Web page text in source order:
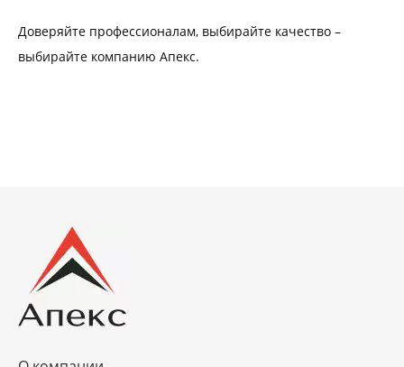
Доверяйте профессионалам, выбирайте качество –
выбирайте компанию Апекс.